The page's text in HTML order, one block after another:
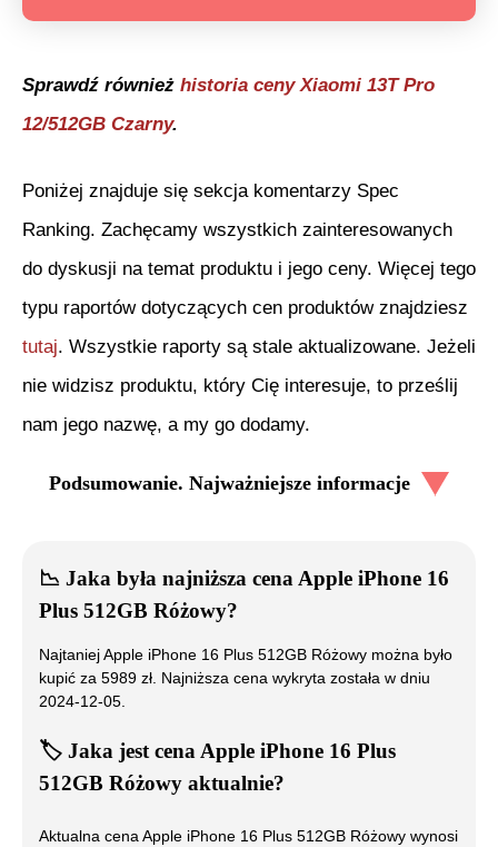
Sprawdź również historia cenyXiaomi 13T Pro
12/512GB Czarny.
Poniżej znajduje się sekcja komentarzy Spec
Ranking. Zachęcamy wszystkich zainteresowanych
do dyskusji na temat produktu i jego ceny. Więcej tego
typu raportów dotyczących cen produktów znajdziesz
tutaj. Wszystkie raporty są stale aktualizowane. Jeżeli
nie widzisz produktu, który Cię interesuje, to prześlij
nam jego nazwę, a my go dodamy.
Podsumowanie. Najważniejsze informacje
📉 Jaka była najniższa cena Apple iPhone 16
Plus 512GB Różowy?
NajtaniejApple iPhone 16 Plus 512GB Różowy można było
kupić za 5989 zł. Najniższa cena wykryta została w dniu
2024-12-05.
🏷️ Jaka jest cenaApple iPhone 16 Plus
512GB Różowy aktualnie?
Aktualna cenaApple iPhone 16 Plus 512GB Różowy wynosi